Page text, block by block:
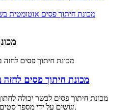
מכונת חיתוך פסים אוטומטית
מכונת חיתוך פסים לחזה
מכונת חיתוך פסים לבשר יכולה
וגושים על ידי מספר סטים של סכיני דיסק.